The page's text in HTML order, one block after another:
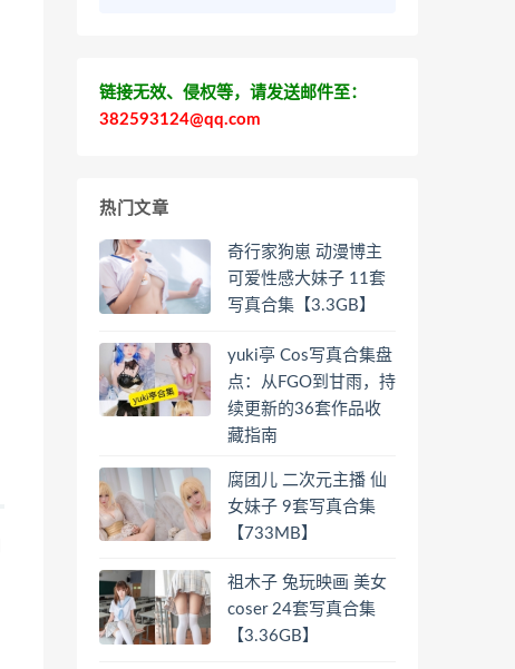
链接无效、侵权等，请发送邮件至：
382593124@qq.com
热门文章
奇行家狗崽 动漫博主
可爱性感大妹子 11套
写真合集【3.3GB】
yuki亭 Cos写真合集盘
点：从FGO到甘雨，持
续更新的36套作品收
藏指南
腐团儿 二次元主播 仙
女妹子 9套写真合集
【733MB】
祖木子 兔玩映画 美女
coser 24套写真合集
【3.36GB】